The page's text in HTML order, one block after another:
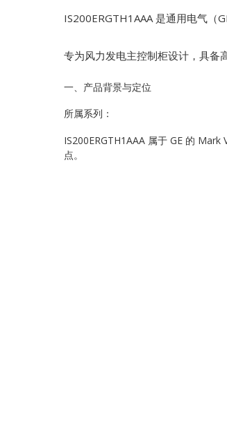
IS200ERGTH1AAA 是通用电气（
专为风力发电主控制柜设计，具备
一、产品背景与定位
所属系列：
IS200ERGTH1AAA 属于 GE 的
点。